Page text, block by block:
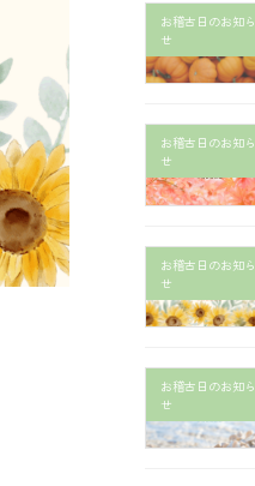
お稽古日のお知ら
せ
お稽古日のお知ら
せ
お稽古日のお知ら
せ
お稽古日のお知ら
せ